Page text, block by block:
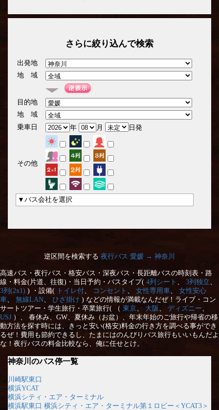
さらに絞り込んで検索
出発地
地 域
目的地
地 域
乗車日
年 月 日発
その他
▼バス会社を選択
逆区間を検索する 夜行バス 愛媛 → 神奈川
高速バス・夜行バス・格安バス・深夜バス・長距離バスの時刻表・路
線・料金(片道、往復)・当日予約・バスタイプ( 4列シート 3列独立
3列(2x1) ) ・設備( トイレ付 コンセント 女性専用車
女性安心
車
無線LAN ひざ掛け ) などの情報が満載なんだぜ！ライブ・コン
サートツアー・学生旅行・卒業旅行( （ 東京 大阪 ディズニー
USJ ）、 春休み、GW、夏休み（お盆）、年末年始のご旅行や帰省の移
動方法を探す時には、きっと安い(格安)料金の行き方を調べる事ができ
るぜ！費用も節約できるし、たまにはのんびりバス旅行もいいもんだよ
な！夜行バスの料金比較なら、俺に任せとけ。
神奈川のバス停一覧
川崎駅東口
横浜YCAT
横浜シティ・エア・ターミナル
横浜駅東口 横浜シティ・エア・ターミナル第１ロビー＜YCAT3＞